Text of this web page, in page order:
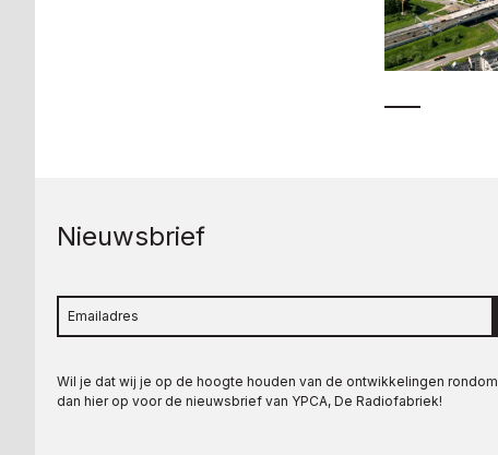
Nieuwsbrief
Wil je dat wij je op de hoogte houden van de ontwikkelingen rondom
dan hier op voor de nieuwsbrief van YPCA, De Radiofabriek!